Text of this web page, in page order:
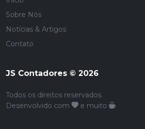
Sobre Nós
Notícias & Artigos
Contato
JS Contadores © 2026
Todos os direitos reservados.
Desenvolvido com
e muito